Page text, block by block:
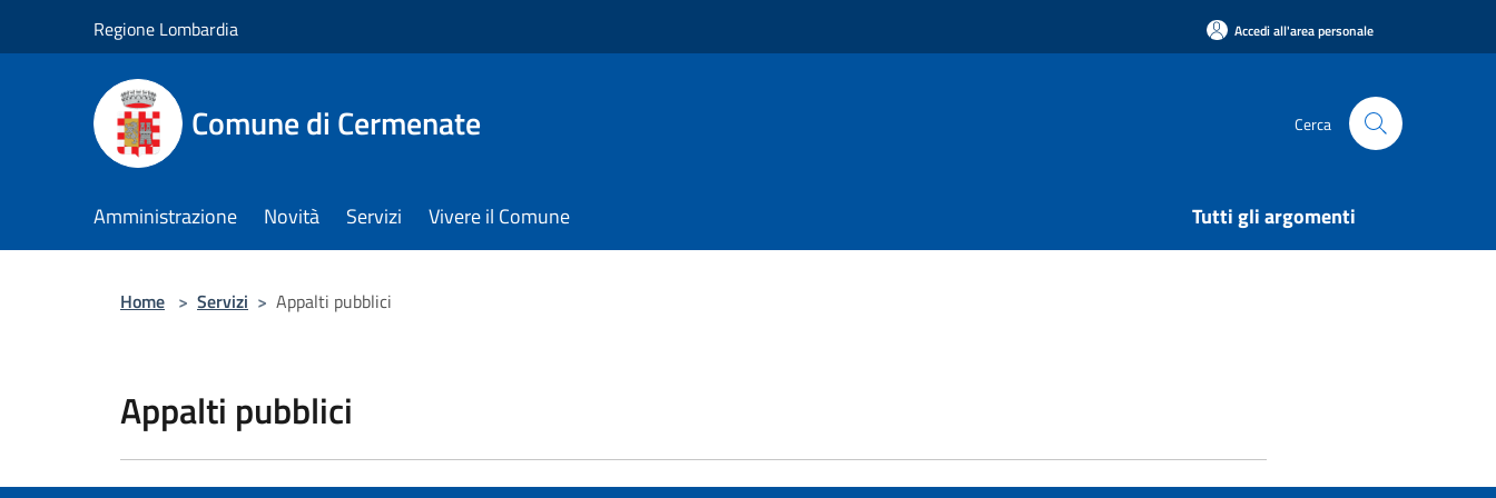
Regione Lombardia Accedi all'area personale
Comune di Cermenate Cerca
Amministrazione Novità Servizi Vivere il Comune Tutti gli argomenti
Home > Servizi > Appalti pubblici
Appalti pubblici